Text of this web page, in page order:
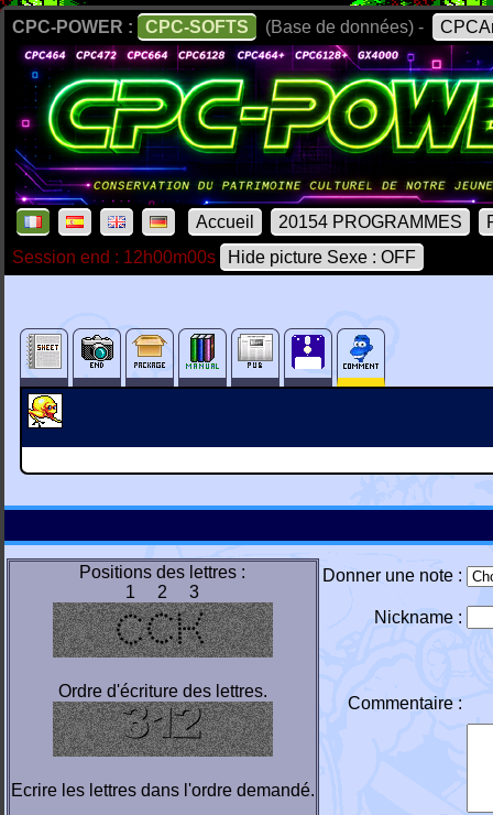
CPC-POWER : CPC-SOFTS (Base de données) -
Accueil 20154 PROGRAMMES
Session end : 12h00m00s
Hide picture Sexe : OFF
Positions des lettres :
1 2 3
Ordre d'écriture des lettres.
Ecrire les lettres dans l'ordre demandé.
Donner une note :
Nickname :
Commentaire :